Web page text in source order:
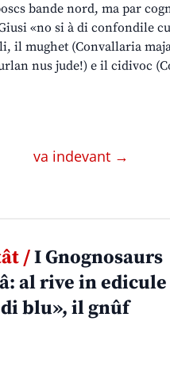
bande nord, ma par
«no si à di confondile
il mughet (Convallaria
nus jude!) e il cidivoc
va indevant →
/I Gnognosaurs
al rive in edicule
blu», il gnûf